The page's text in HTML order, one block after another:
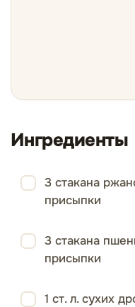
Ингредиенты
3 стакана
присыпки
3 стакана
присыпки
1 ст. л. сухих